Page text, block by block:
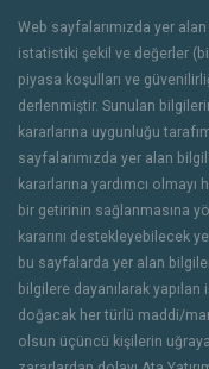
Web sayfalarımızda yer
istatistiki şekil ve değerler
piyasa koşulları ve
derlenmiştir. Sunulan
kararlarına uygunluğu
sayfalarımızda yer alan
kararlarına yardımcı
bir getirinin sağlanmasına
kararını destekleyebilecek
bu sayfalarda yer alan
bilgilere dayanılarak
doğacak her türlü maddi/
olsun üçüncü kişilerin